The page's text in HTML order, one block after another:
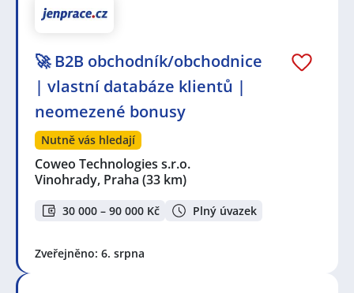
🚀 B2B obchodník/obchodnice
| vlastní databáze klientů |
neomezené bonusy
Nutně vás hledají
Coweo Technologies s.r.o.
Vinohrady, Praha (33 km)
30 000 – 90 000 Kč Plný úvazek
Zveřejněno: 6. srpna